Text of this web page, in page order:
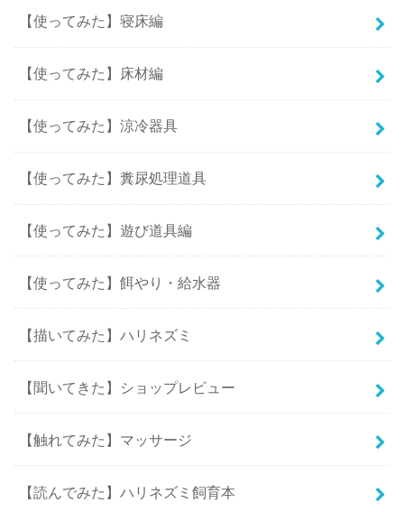
【使ってみた】寝床編
【使ってみた】床材編
【使ってみた】涼冷器具
【使ってみた】糞尿処理道具
【使ってみた】遊び道具編
【使ってみた】餌やり・給水器
【描いてみた】ハリネズミ
【聞いてきた】ショップレビュー
【触れてみた】マッサージ
【読んでみた】ハリネズミ飼育本